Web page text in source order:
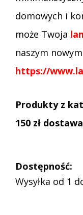
domowych i
może Twoja
naszym
https://
Produkty z
150 zł dostawa
Dostępność:
Wysyłka od 1